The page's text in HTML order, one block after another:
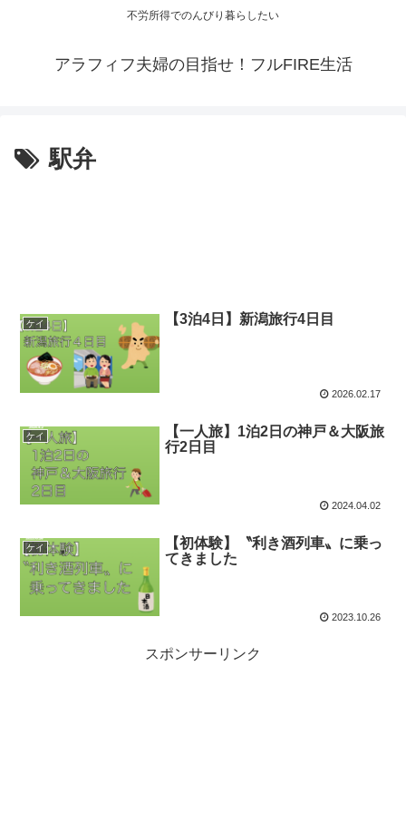
不労所得でのんびり暮らしたい
アラフィフ夫婦の目指せ！フルFIRE生活
駅弁
ケイ 【3泊4日】新潟旅行4日目
2026.02.17
ケイ
【一人旅】1泊2日の神戸＆大阪旅
行2日目
2024.04.02
ケイ
【初体験】〝利き酒列車〟に乗っ
てきました
2023.10.26
スポンサーリンク